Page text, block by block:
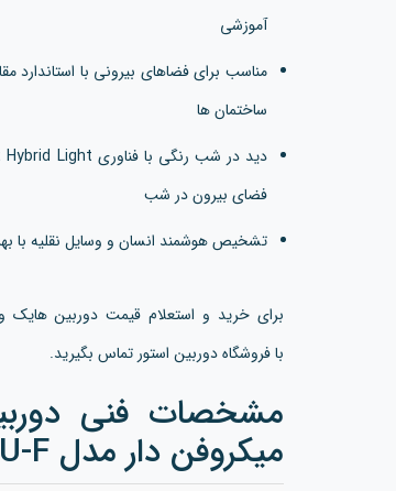
آموزشی
ساختمان ها
فضای بیرون در شب
تشخیص هوشمند انسان و وسایل نقلیه با
با فروشگاه دوربین استور تماس بگیرید.
مشخصات فنی
میکروفن دار مدل DS-2CD1043G2-LIU-F